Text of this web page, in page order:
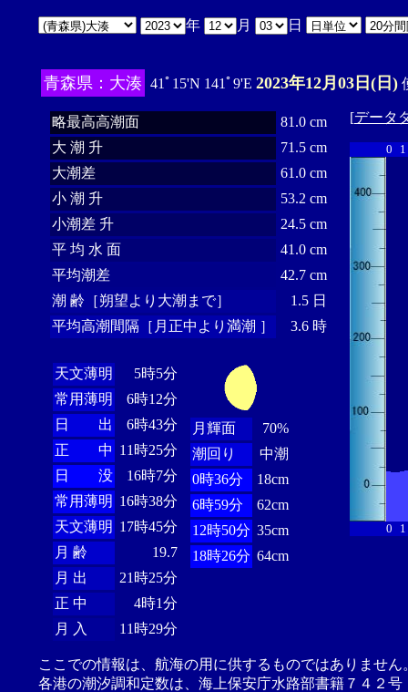
年 月 日
青森県：大湊 41ﾟ15'N 141ﾟ9'E 2023年12月03日(日)
略最高高潮面
81.0 cm
大 潮 升
71.5 cm
大潮差
61.0 cm
小 潮 升
53.2 cm
小潮差 升
24.5 cm
平 均 水 面
41.0 cm
平均潮差
42.7 cm
潮 齢［朔望より大潮まで］
1.5 日
平均高潮間隔［月正中より満潮 ］
3.6 時
天文薄明
5時5分
常用薄明
6時12分
日 出
6時43分
正 中 11時25分
日 没
16時7分
常用薄明 16時38分
天文薄明 17時45分
月 齢
19.7
月 出
21時25分
正 中
4時1分
月 入
11時29分
月輝面
70%
潮回り
中潮
0時36分
18cm
6時59分
62cm
12時50分 35cm
18時26分 64cm
[データ
0 1
0 1
ここでの情報は、航海の用に供するものではありませ
各港の潮汐調和定数は、海上保安庁水路部書籍７４２